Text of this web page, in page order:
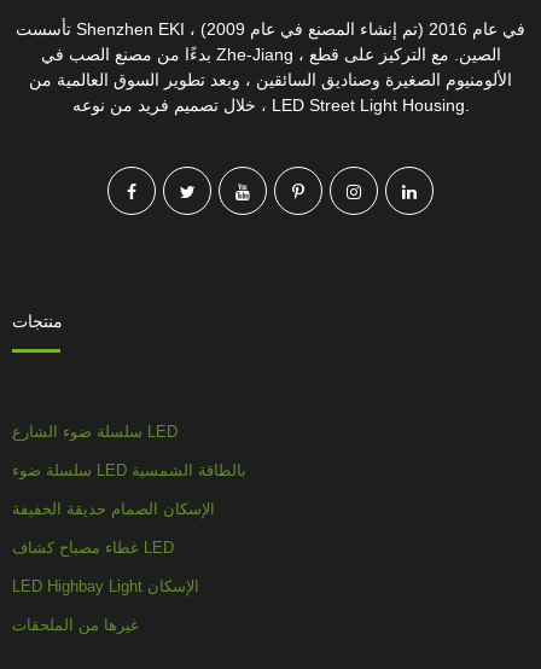
تأسست Shenzhen EKI في عام 2016 (تم إنشاء المصنع في عام 2009) ،
بدءًا من مصنع الصب في Zhe-Jiang ، الصين. مع التركيز على قطع
الألومنيوم الصغيرة وصناديق السائقين ، وبعد تطوير السوق العالمية من
خلال تصميم فريد من نوعه ، LED Street Light Housing.
منتجات
سلسلة ضوء الشارع LED
سلسلة ضوء LED بالطاقة الشمسية
الإسكان الصمام حديقة الخفيفة
غطاء مصباح كشاف LED
LED Highbay Light الإسكان
غيرها من الملحقات